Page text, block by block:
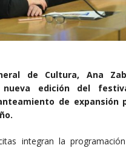
de Cultura, Ana
nueva edición del
de expansión
integran la